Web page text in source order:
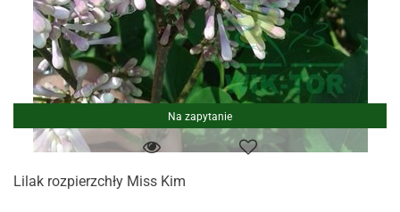
Na zapytanie
Lilak rozpierzchły Miss Kim